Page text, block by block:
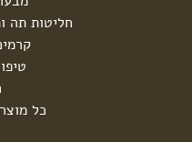
חליטות תה
כל